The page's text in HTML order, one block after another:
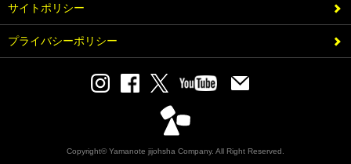
サイトポリシー
プライバシーポリシー
Copyright© Yamanote jijohsha Company. All Right Reserved.